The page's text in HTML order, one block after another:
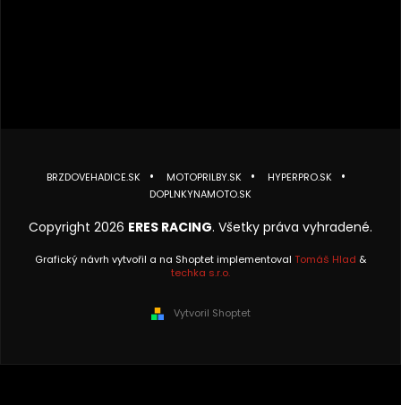
BRZDOVEHADICE.SK MOTOPRILBY.SK
HYPERPRO.SK
DOPLNKYNAMOTO.SK
Copyright 2026 ERES RACING. Všetky práva vyhradené.
Grafický návrh vytvořil a na Shoptet implementoval Tomáš Hlad &
techka s.r.o.
Vytvoril Shoptet